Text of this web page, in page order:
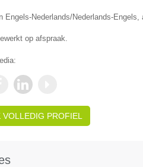
Engels-Nederlands/Nederlands-
op afspraak.
VOLLEDIG PROFIEL